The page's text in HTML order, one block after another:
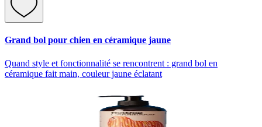
Grand bol pour chien en céramique jaune
Quand style et fonctionnalité se rencontrent : grand bol en
céramique fait main, couleur jaune éclatant